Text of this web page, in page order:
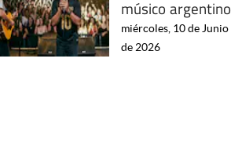
músico argentino
miércoles, 10 de Junio
de 2026